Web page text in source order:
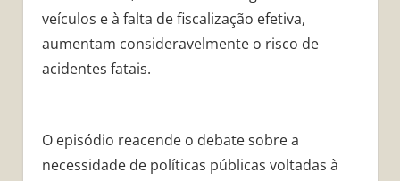
veículos e à falta de fiscalização efetiva,
aumentam consideravelmente o risco de
acidentes fatais.
O episódio reacende o debate sobre a
necessidade de políticas públicas voltadas à